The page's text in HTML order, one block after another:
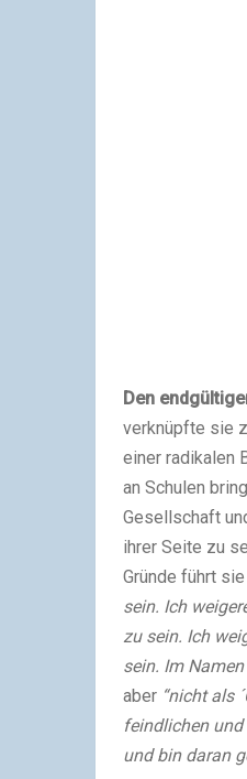
Den
verknüpfte sie
einer radikalen
an Schulen
Gesellschaft
ihrer Seite zu
Gründe führt sie
sein. Ich
zu sein. Ich
sein. Im
aber “nicht als
feindlichen und
und bin daran